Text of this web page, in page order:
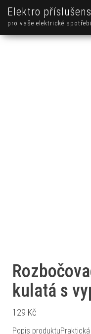
Elektro
pro vaše elektrické
kulatá s
129 Kč
Popis